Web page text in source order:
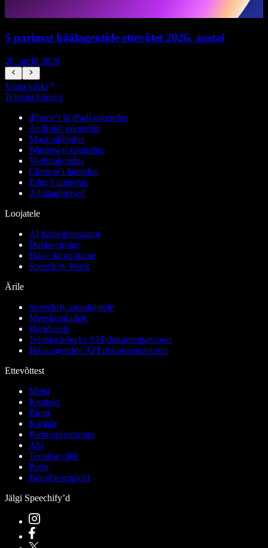
5 parimat häälagentide ettevõtet 2026. aastal
28. aprill 2026
Vaata kõiki
Tekstist kõneks
iPhone’i ja iPadi rakendus
Androidi rakendus
Maci rakendus
Windowsi rakendus
Veebirakendus
Chrome’i laiendus
Edge’i laiendus
Allalaadimised
Loojatele
AI häälegeneraator
Dubleerimine
Hääle kloonimine
Speechify Work
Ärile
Speechify arendajatele
Meeskondadele
Haridusele
Tekstist kõneks API dokumentatsioon
Hääleagentide API dokumentatsioon
Ettevõttest
Meist
Kontakt
Blogi
Karjäär
Partnerprogramm
Abi
Teenuse olek
Press
Brändikomplekt
Jälgi Speechify’d